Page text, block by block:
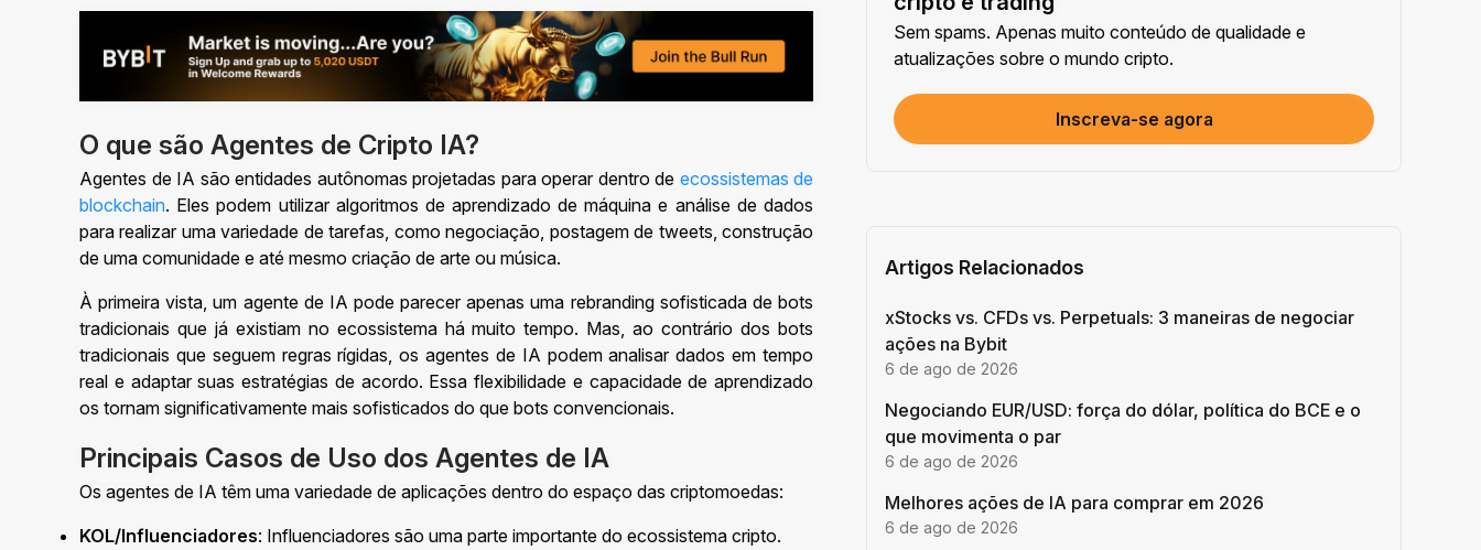
O que são Agentes de Cripto IA?
Agentes de IA são entidades autônomas projetadas para operar dentro de ecossistemas de
blockchain. Eles podem utilizar algoritmos de aprendizado de máquina e análise de dados
para realizar uma variedade de tarefas, como negociação, postagem de tweets, construção
de uma comunidade e até mesmo criação de arte ou música.
À primeira vista, um agente de IA pode parecer apenas uma rebranding sofisticada de bots
tradicionais que já existiam no ecossistema há muito tempo. Mas, ao contrário dos bots
tradicionais que seguem regras rígidas, os agentes de IA podem analisar dados em tempo
real e adaptar suas estratégias de acordo. Essa flexibilidade e capacidade de aprendizado
os tornam significativamente mais sofisticados do que bots convencionais.
Principais Casos de Uso dos Agentes de IA
Os agentes de IA têm uma variedade de aplicações dentro do espaço das criptomoedas:
KOL/Influenciadores: Influenciadores são uma parte importante do ecossistema cripto.
US$ 100 + Trading com bots
Verifique a sua identidade
Opere pelo menos US$1000 em Futuros
Cada conclusão
Opere pelo menos US$2000 em Opções
Cada conclusão
Sem spams. Apenas muito conteúdo de qualidade e
atualizações sobre o mundo cripto.
Inscreva-se agora
Artigos Relacionados
xStocks vs. CFDs vs. Perpetuals: 3 maneiras de negociar
ações na Bybit
6 de ago de 2026
Negociando EUR/USD: força do dólar, política do BCE e o
que movimenta o par
6 de ago de 2026
Melhores ações de IA para comprar em 2026
6 de ago de 2026